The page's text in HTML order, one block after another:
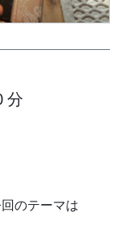
分
のテーマは